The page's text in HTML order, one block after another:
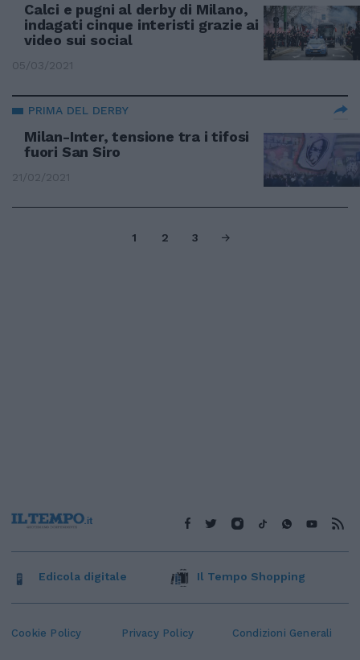
Calci e pugni al derby di Milano,
indagati cinque interisti grazie ai
video sui social
05/03/2021
PRIMA DEL DERBY
Milan-Inter, tensione tra i tifosi
fuori San Siro
21/02/2021
1 2 3
Cookie Policy Privacy Policy Condizioni Generali
Edicola digitale Il Tempo Shopping